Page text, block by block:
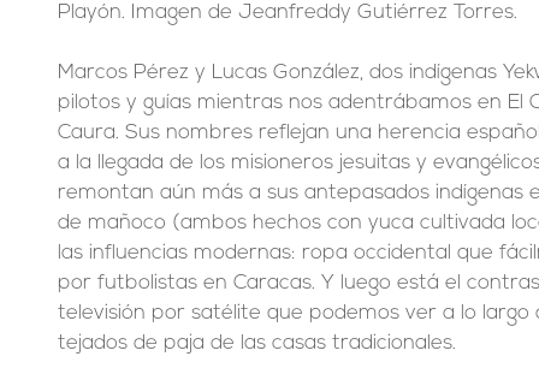
Playón. Imagen de Jeanfreddy Gutiérrez Torres.
Marcos Pérez y Lucas González, dos indígenas
pilotos y guías mientras nos adentrábamos en El
Caura. Sus nombres reflejan una herencia
a la llegada de los misioneros jesuitas y
remontan aún más a sus antepasados
de mañoco (ambos hechos con yuca cultivada
las influencias modernas: ropa occidental que
por futbolistas en Caracas. Y luego está el
televisión por satélite que podemos ver a lo largo
tejados de paja de las casas tradicionales.